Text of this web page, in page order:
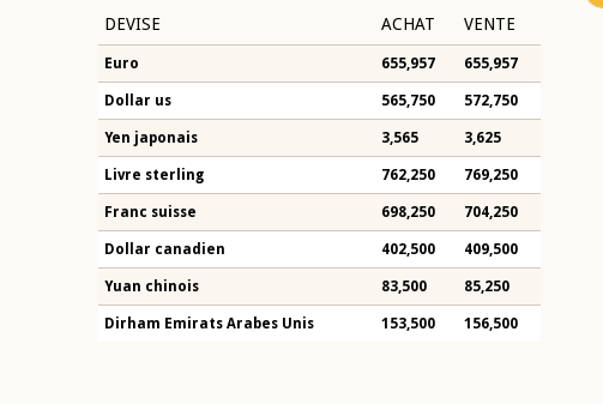
DEVISE ACHAT VENTE
Euro 655,957 655,957
Dollar us 565,750 572,750
Yen japonais 3,565 3,625
Livre sterling 762,250 769,250
Franc suisse 698,250 704,250
Dollar canadien 402,500 409,500
Yuan chinois 83,500 85,250
Dirham Emirats Arabes Unis 153,500 156,500